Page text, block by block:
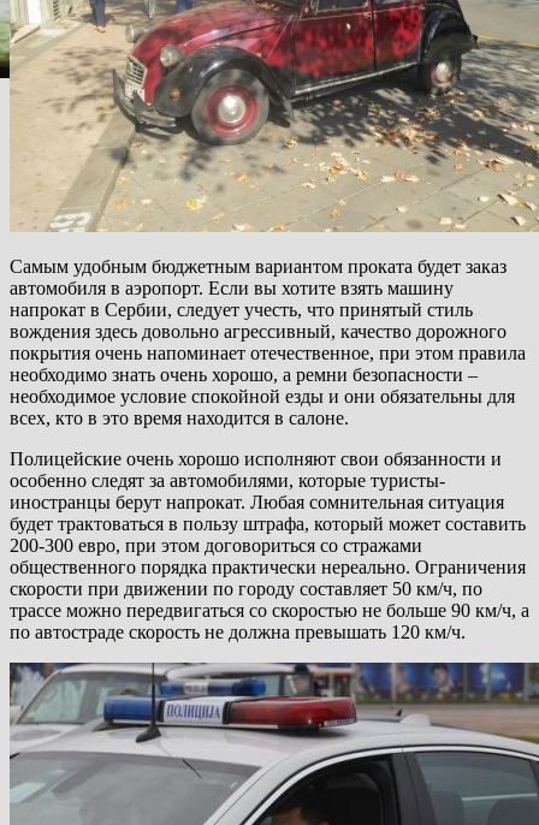
Самым удобным бюджетным вариантом проката будет заказ
автомобиля в аэропорт. Если вы хотите взять машину
напрокат в Сербии, следует учесть, что принятый стиль
вождения здесь довольно агрессивный, качество дорожного
покрытия очень напоминает отечественное, при этом правила
необходимо знать очень хорошо, а ремни безопасности –
необходимое условие спокойной езды и они обязательны для
всех, кто в это время находится в салоне.
Полицейские очень хорошо исполняют свои обязанности и
особенно следят за автомобилями, которые туристы-
иностранцы берут напрокат. Любая сомнительная ситуация
будет трактоваться в пользу штрафа, который может составить
200-300 евро, при этом договориться со стражами
общественного порядка практически нереально. Ограничения
скорости при движении по городу составляет 50 км/ч, по
трассе можно передвигаться со скоростью не больше 90 км/ч, а
по автостраде скорость не должна превышать 120 км/ч.